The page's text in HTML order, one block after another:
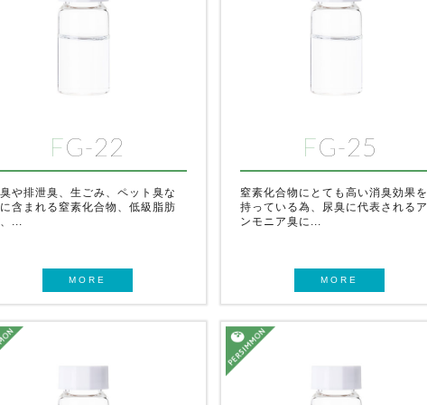
FG-22
や排泄臭、生ごみ、ペット臭な
含まれる窒素化合物、低級脂肪
...
MORE
FG-25
窒素化合物にとても高い消臭効果を
持っている為、尿臭に代表されるア
ンモニア臭に...
MORE